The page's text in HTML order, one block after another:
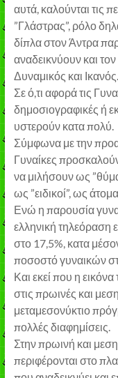
αυτά, καλούνται τις
”Γλάστρας”, ρόλο
δίπλα στον Άντρα
αναδεικνύουν και
Δυναμικός και
Σε ό,τι αφορά τις
δημοσιογραφικές ή
υστερούν κατα πολύ.
Σύμφωνα με την
Γυναίκες
να μιλήσουν ως
ως ”ειδικοί”, ως
Ενώ η παρουσία
ελληνική τηλεόραση
στο 17,5%, κατα
ποσοστό γυναικών
Και εκεί που η εικόνα
στις πρωινές και
μεταμεσονύκτιο
πολλές διαφημίσεις.
Στην πρωινή και
περιφέρονται στο